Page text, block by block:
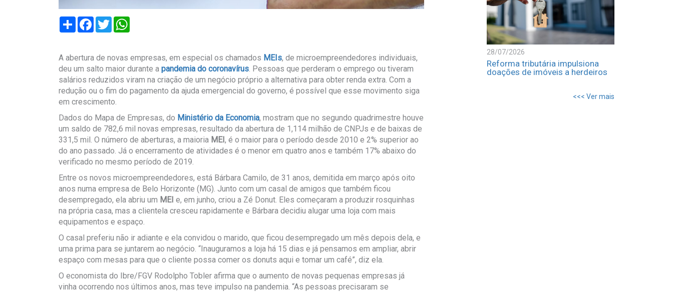
Compartilhar
Facebook
Twitter
A abertura de novas empresas, em especial os chamados MEIs, de microempreendedores individuais,
deu um salto maior durante a pandemia do coronavírus . Pessoas que perderam o emprego ou tiveram
salários reduzidos viram na criação de um negócio próprio a alternativa para obter renda extra. Com a
redução ou o fim do pagamento da ajuda emergencial do governo, é possível que esse movimento siga
em crescimento.
Dados do Mapa de Empresas, do Ministério da Economia, mostram que no segundo quadrimestre houve
um saldo de 782,6 mil novas empresas, resultado da abertura de 1,114 milhão de CNPJs e de baixas de
331,5 mil. O número de aberturas, a maioria MEI, é o maior para o período desde 2010 e 2% superior ao
do ano passado. Já o encerramento de atividades é o menor em quatro anos e também 17% abaixo do
verificado no mesmo período de 2019.
Entre os novos microempreendedores, está Bárbara Camilo, de 31 anos, demitida em março após oito
anos numa empresa de Belo Horizonte (MG). Junto com um casal de amigos que também ficou
desempregado, ela abriu um MEI e, em junho, criou a Zé Donut. Eles começaram a produzir rosquinhas
na própria casa, mas a clientela cresceu rapidamente e Bárbara decidiu alugar uma loja com mais
equipamentos e espaço.
O casal preferiu não ir adiante e ela convidou o marido, que ficou desempregado um mês depois dela, e
uma prima para se juntarem ao negócio. “Inauguramos a loja há 15 dias e já pensamos em ampliar, abrir
espaço com mesas para que o cliente possa comer os donuts aqui e tomar um café”, diz ela.
O economista do Ibre/FGV Rodolpho Tobler afirma que o aumento de novas pequenas empresas já
vinha ocorrendo nos últimos anos, mas teve impulso na pandemia. “As pessoas precisaram se
28/07/2026
Reforma tributária impulsiona
doações de imóveis a herdeiros
<<< Ver mais